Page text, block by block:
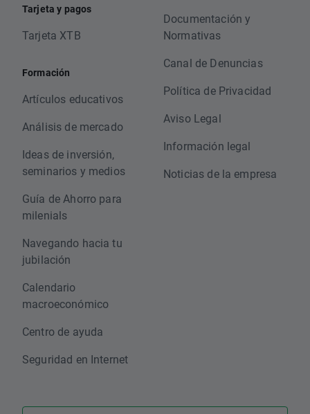
Tarjeta y pagos
Tarjeta XTB
Formación
Artículos educativos
Análisis de mercado
Ideas de inversión,
seminarios y medios
Guía de Ahorro para
milenials
Navegando hacia tu
jubilación
Calendario
macroeconómico
Centro de ayuda
Seguridad en Internet
Documentación y
Normativas
Canal de Denuncias
Política de Privacidad
Aviso Legal
Información legal
Noticias de la empresa